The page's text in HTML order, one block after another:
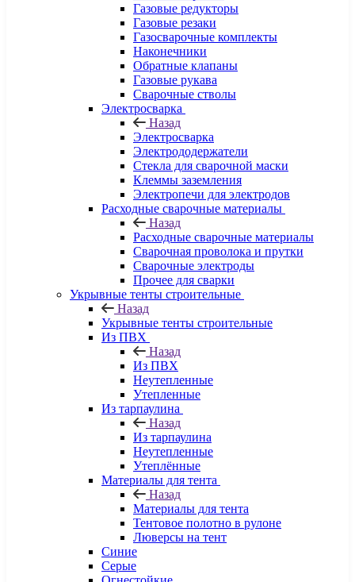
Газовые редукторы
Газовые резаки
Газосварочные комплекты
Наконечники
Обратные клапаны
Газовые рукава
Сварочные стволы
Электросварка
Назад
Электросварка
Электрододержатели
Стекла для сварочной маски
Клеммы заземления
Электропечи для электродов
Расходные сварочные материалы
Назад
Расходные сварочные материалы
Сварочная проволока и прутки
Сварочные электроды
Прочее для сварки
Укрывные тенты строительные
Назад
Укрывные тенты строительные
Из ПВХ
Назад
Из ПВХ
Неутепленные
Утепленные
Из тарпаулина
Назад
Из тарпаулина
Неутепленные
Утеплённые
Материалы для тента
Назад
Материалы для тента
Тентовое полотно в рулоне
Люверсы на тент
Синие
Серые